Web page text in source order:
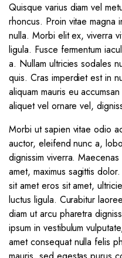
Quisque varius diam vel
rhoncus. Proin vitae magna
nulla. Morbi elit ex, viverra
ligula. Fusce fermentum
a. Nullam ultricies sodales
quis. Cras imperdiet est in
aliquam mauris eu
aliquet vel ornare vel,
Morbi ut sapien vitae odio
auctor, eleifend nunc a,
dignissim viverra.
amet, maximus sagittis
sit amet eros sit amet,
luctus ligula. Curabitur
diam ut arcu pharetra
ipsum in vestibulum
amet consequat nulla felis